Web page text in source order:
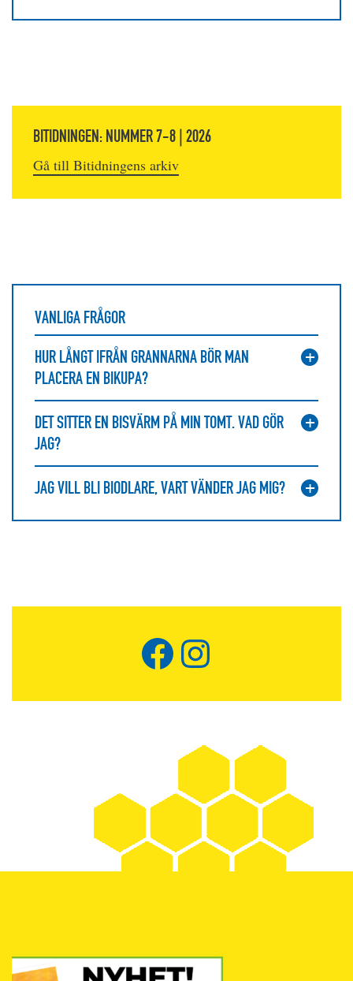
BITIDNINGEN: NUMMER 7-8 | 2026
Gå till Bitidningens arkiv
VANLIGA FRÅGOR
HUR LÅNGT IFRÅN GRANNARNA BÖR MAN
PLACERA EN BIKUPA?
DET SITTER EN BISVÄRM PÅ MIN TOMT. VAD GÖR
JAG?
JAG VILL BLI BIODLARE, VART VÄNDER JAG MIG?
Facebook
Instagram